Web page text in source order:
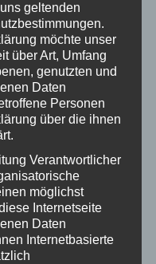
Perfektes Gadget für
geltenden
möchte unser
über Art, Umfang
genutzten und
Daten
Personen
über die ihnen
Verantwortlicher
möglichst
Internetseite
Daten
Internetbasierte